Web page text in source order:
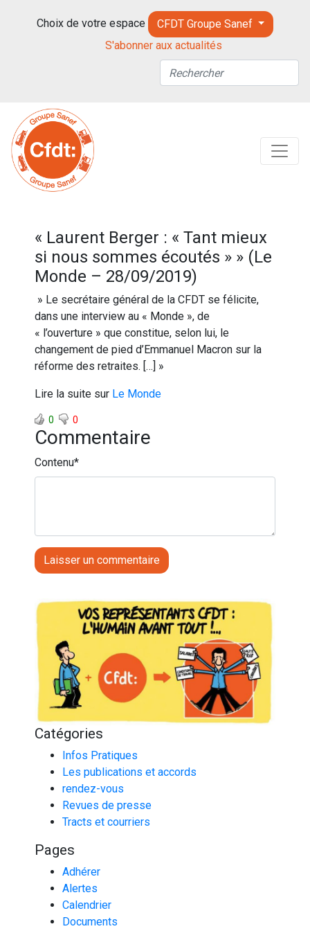
Choix de votre espace
CFDT Groupe Sanef
S'abonner aux actualités
« Laurent Berger : « Tant mieux
si nous sommes écoutés » » (Le
Monde – 28/09/2019)
» Le secrétaire général de la CFDT se félicite,
dans une interview au « Monde », de
« l’ouverture » que constitue, selon lui, le
changement de pied d’Emmanuel Macron sur la
réforme des retraites. […] »
Lire la suite sur Le Monde
0 0
Commentaire
Contenu*
Catégories
Infos Pratiques
Les publications et accords
rendez-vous
Revues de presse
Tracts et courriers
Pages
Adhérer
Alertes
Calendrier
Documents